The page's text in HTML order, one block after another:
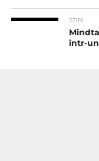
STIRI
într-